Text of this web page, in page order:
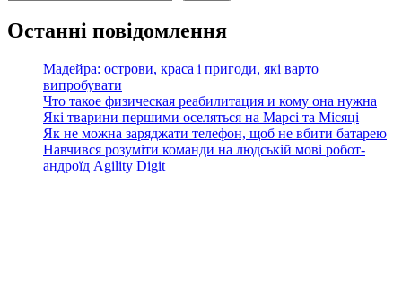
Останні повідомлення
Мадейра: острови, краса і пригоди, які варто
випробувати
Что такое физическая реабилитация и кому она нужна
Які тварини першими оселяться на Марсі та Місяці
Як не можна заряджати телефон, щоб не вбити батарею
Навчився розуміти команди на людській мові робот-
андроїд Agility Digit